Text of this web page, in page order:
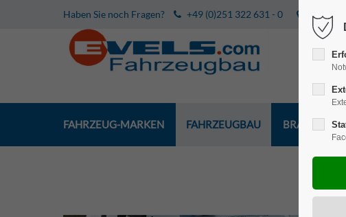
Haben Sie noch Fragen? +49 (0)251 322 631 - 0
FAHRZEUG-MARKEN FAHRZEUGBAU